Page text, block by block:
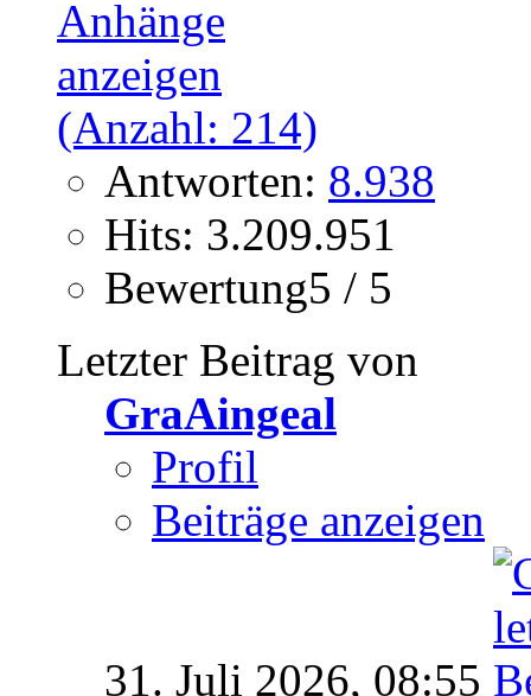
Antworten: 8.938
Hits: 3.209.951
Bewertung5 / 5
Letzter Beitrag von
GraAingeal
Profil
Beiträge anzeigen
31. Juli 2026, 08:55